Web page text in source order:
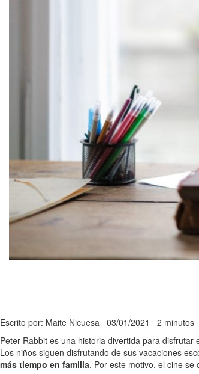
Escrito por: Maite Nicuesa 03/01/2021 2 minutos
Peter Rabbit es una historia divertida para
Los niños siguen disfrutando de sus vacaciones
más tiempo en familia. Por este motivo, el cine se